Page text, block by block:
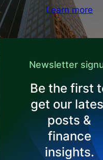
Learn more
Newsletter
Be the first
get our
posts &
finance
insights.